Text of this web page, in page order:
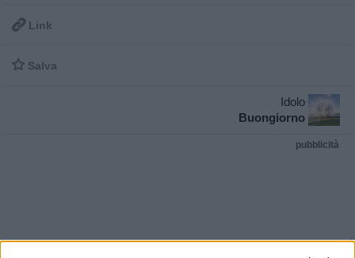
 Link
 Salva
Idolo
Buongiorno
pubblicità